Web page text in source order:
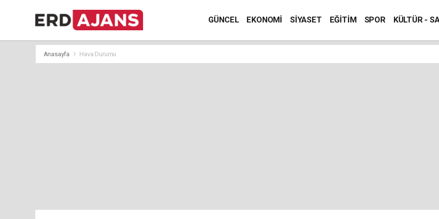
GÜNCEL EKONOMİ SİYASET EĞİTİM SPOR KÜLTÜR -
Anasayfa Hava Durumu